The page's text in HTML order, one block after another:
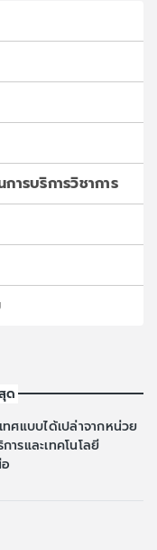
ารบริการวิชาการ
ด
ศแบบได้เปล่าจากหน่วย
รและเทคโนโลยี